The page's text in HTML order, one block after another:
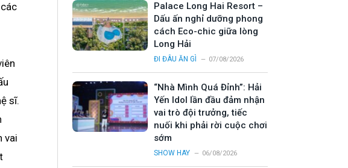
sĩ.
vai
Palace Long Hai Resort –
Dấu ấn nghỉ dưỡng phong
cách Eco-chic giữa lòng
Long Hải
ĐI ĐÂU ĂN GÌ 07/08/2026
“Nhà Mình Quá Đỉnh”: Hải
Yến Idol lần đầu đảm nhận
vai trò đội trưởng, tiếc
nuối khi phải rời cuộc chơi
sớm
SHOW HAY 06/08/2026